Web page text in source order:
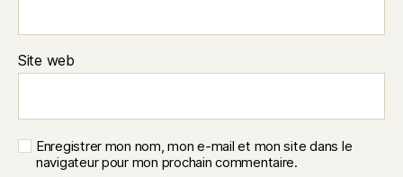
Site web
Enregistrer mon nom, mon e-mail et mon site dans le
navigateur pour mon prochain commentaire.